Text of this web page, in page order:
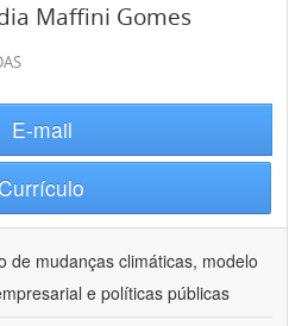
Maffini Gomes
E-mail
Currículo
de mudanças climáticas, modelo
e políticas públicas